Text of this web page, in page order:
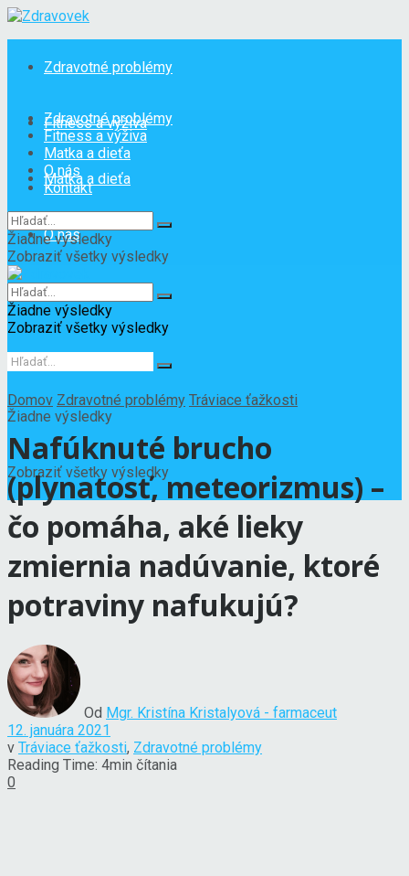
Zdravotné problémy
Fitness a výživa
Matka a dieťa
O nás
Kontakt
Žiadne výsledky
Zobraziť všetky výsledky
Zdravotné problémy
Fitness a výživa
Matka a dieťa
O nás
Kontakt
Žiadne výsledky
Zobraziť všetky výsledky
Žiadne výsledky
Zobraziť všetky výsledky
Domov Zdravotné problémy Tráviace ťažkosti
Nafúknuté brucho
(plynatosť, meteorizmus) –
čo pomáha, aké lieky
zmiernia nadúvanie, ktoré
potraviny nafukujú?
Od Mgr. Kristína Kristalyová - farmaceut
12. januára 2021
v Tráviace ťažkosti, Zdravotné problémy
Reading Time: 4min čítania
0